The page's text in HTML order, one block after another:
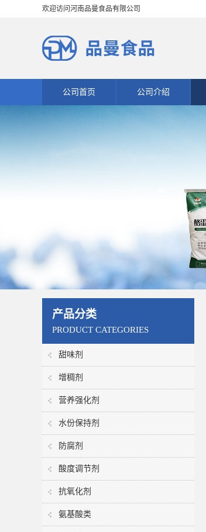
欢迎访问河南品曼食品有限公司
公司首页 公司介绍
产品分类
PRODUCT CATEGORIES
甜味剂
增稠剂
营养强化剂
水份保持剂
防腐剂
酸度调节剂
抗氧化剂
氨基酸类